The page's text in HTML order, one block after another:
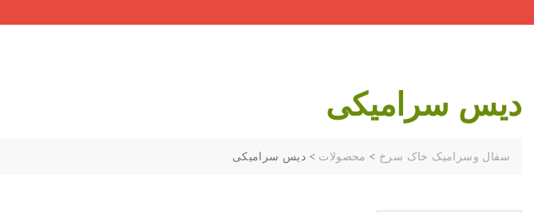
دیس سرامیکی
سفال وسرامیک خاک سرخ > محصولات > دیس سرامیکی